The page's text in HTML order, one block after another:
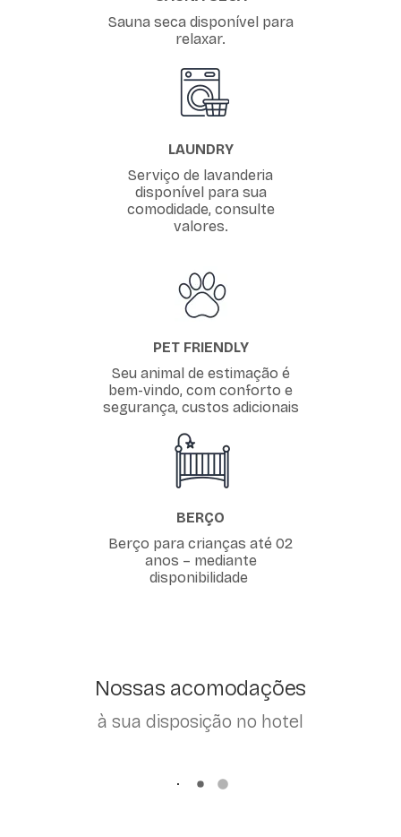
Sauna seca disponível para
relaxar.
LAUNDRY
Serviço de lavanderia
disponível para sua
comodidade, consulte
valores.
PET FRIENDLY
Seu animal de estimação é
bem-vindo, com conforto e
segurança, custos adicionais
BERÇO
Berço para crianças até 02
anos – mediante
disponibilidade
Nossas acomodações
à sua disposição no hotel